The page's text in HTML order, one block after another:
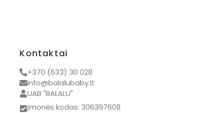
Kontaktai
+370 (633) 30 028
info@balalubaby.lt
UAB "BALALU"
Įmonės kodas: 306397608